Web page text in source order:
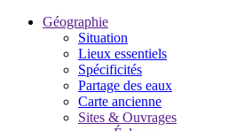
Géographie
Situation
Lieux essentiels
Spécificités
Partage des eaux
Carte ancienne
Sites & Ouvrages